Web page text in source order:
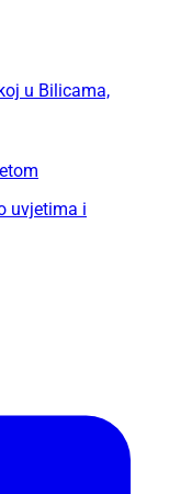
u Bilicama,
uvjetima i